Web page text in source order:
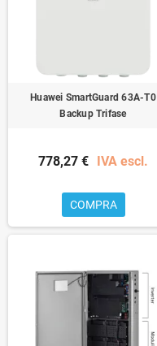
Huawei SmartGuard 63A-T0
Backup Trifase
778,27 € IVA escl.
COMPRA